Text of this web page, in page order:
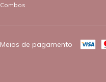
Combos
Meios de pagamento